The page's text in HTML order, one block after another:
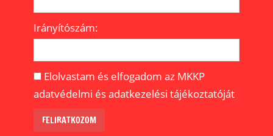
Irányítószám:
Elolvastam és elfogadom az MKKP
adatvédelmi és adatkezelési tájékoztatóját